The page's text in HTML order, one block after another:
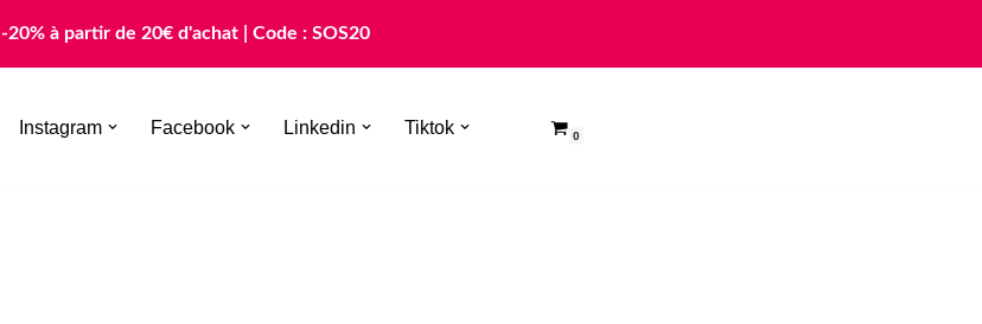
-20% à partir de 20€ d'achat | Code : SOS20
Instagram Facebook Linkedin Tiktok 0